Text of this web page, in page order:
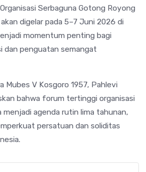
Serbaguna Gotong Royong
digelar pada 5–7 Juni 2026 di
momentum penting bagi
dan penguatan semangat
Mubes V Kosgoro 1957, Pahlevi
bahwa forum tertinggi organisasi
agenda rutin lima tahunan,
persatuan dan soliditas